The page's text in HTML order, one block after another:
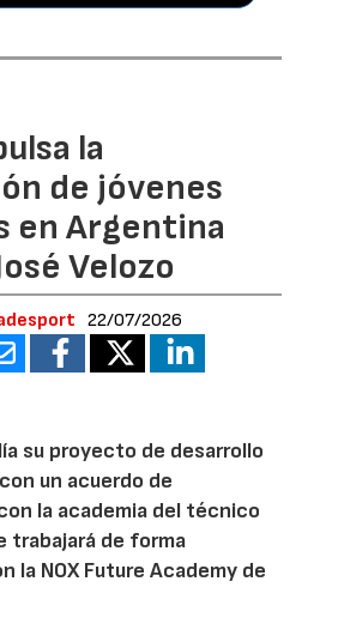
la
de jóvenes
en Argentina
Velozo
22/07/2026
su proyecto de desarrollo
un acuerdo de
la academia del técnico
trabajará de forma
la NOX Future Academy de